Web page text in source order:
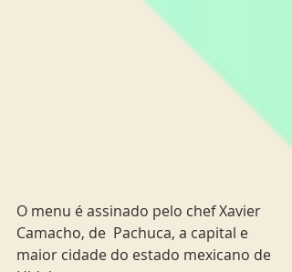
O menu é assinado pelo chef Xavier
Camacho, de  Pachuca, a capital e
maior cidade do estado mexicano de